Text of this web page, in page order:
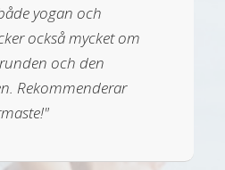
yogan och
också mycket om
och den
Rekommenderar